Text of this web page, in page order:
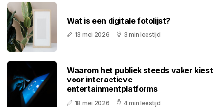
Wat is een digitale fotolijst?
13 mei 2026 3 min leestijd
Waarom het publiek steeds vaker kiest
voor interactieve
entertainmentplatforms
18 mei 2026 4 min leestijd